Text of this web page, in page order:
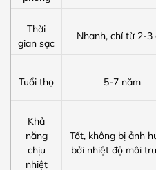
Thời
gian sạc
Nhanh, chỉ từ 2-3
Tuổi thọ 5-7 năm
Khả
năng
chịu
nhiệt
Tốt, không bị ảnh
bởi nhiệt độ môi